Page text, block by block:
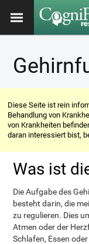
Diese Seite ist rein
Behandlung von
von Krankheiten
daran interessiert bist,
Was ist
Die Aufgabe des
besteht darin, die
zu regulieren. Dies
Atmen oder der
Schlafen, Essen